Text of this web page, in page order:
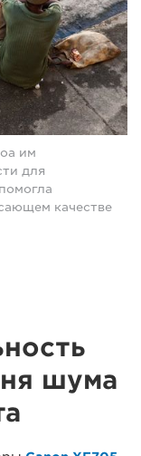
им
для
помогла
качестве
шума